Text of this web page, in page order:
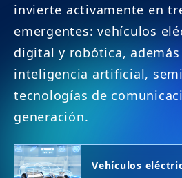
invierte activamente en
emergentes: vehículos
digital y robótica,
inteligencia artificial,
tecnologías de
generación.
Vehículos